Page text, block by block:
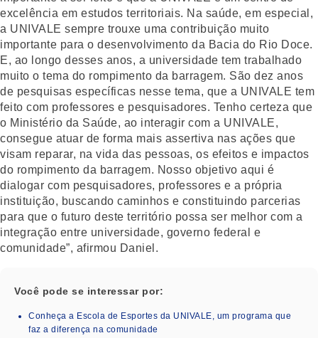
excelência em estudos territoriais. Na saúde, em especial,
a UNIVALE sempre trouxe uma contribuição muito
importante para o desenvolvimento da Bacia do Rio Doce.
E, ao longo desses anos, a universidade tem trabalhado
muito o tema do rompimento da barragem. São dez anos
de pesquisas específicas nesse tema, que a UNIVALE tem
feito com professores e pesquisadores. Tenho certeza que
o Ministério da Saúde, ao interagir com a UNIVALE,
consegue atuar de forma mais assertiva nas ações que
visam reparar, na vida das pessoas, os efeitos e impactos
do rompimento da barragem. Nosso objetivo aqui é
dialogar com pesquisadores, professores e a própria
instituição, buscando caminhos e constituindo parcerias
para que o futuro deste território possa ser melhor com a
integração entre universidade, governo federal e
comunidade”, afirmou Daniel.
Você pode se interessar por:
Conheça a Escola de Esportes da UNIVALE, um programa que
faz a diferença na comunidade